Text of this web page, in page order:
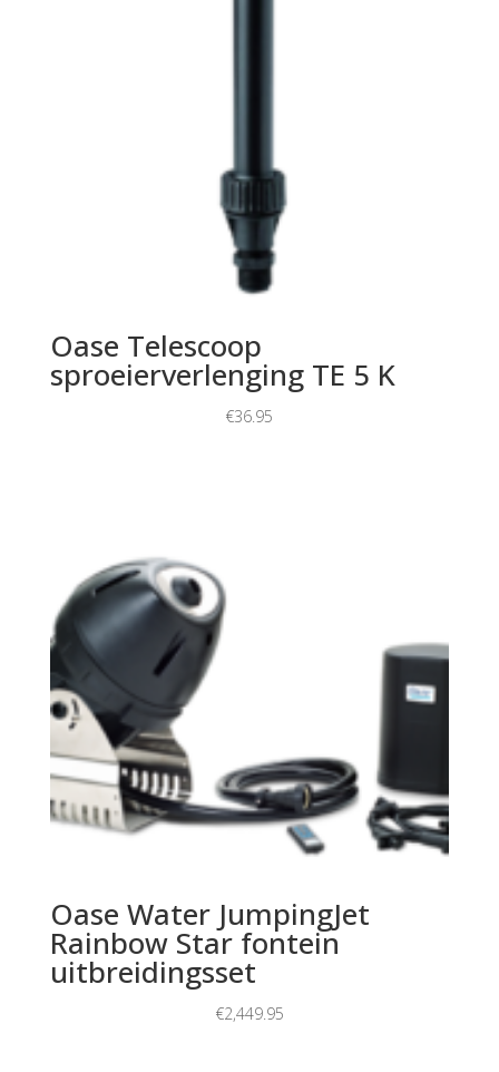
Oase Telescoop
sproeierverlenging TE 5 K
€36.95
Oase Water JumpingJet
Rainbow Star fontein
uitbreidingsset
€2,449.95